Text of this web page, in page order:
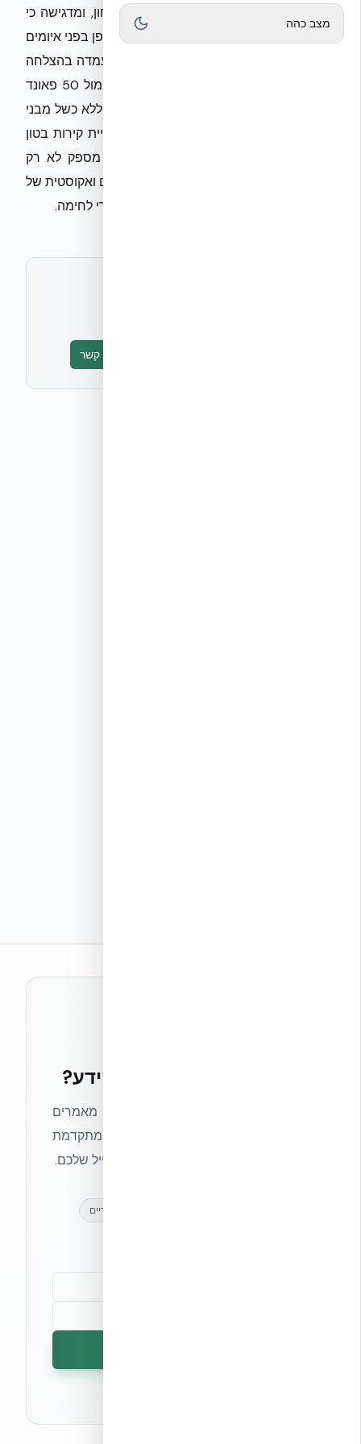
תושבי קריית שמונה לחיזוק תשתיות הביטחון, ומדגישה כי
בבנייה מודרנית ניתן להשיג עמידות יוצאת דופן בפני איומים
בליסטיים וסייסמיים. מערכת NUDURA ICF עמדה בהצלחה
במבחני הדף מחמירים (FPED Quantico) מול 50 פאונד
של TNT צבאי ממרחק של 1.83 מטר בלבד, ללא כשל מבני
ועם סדקים קטנים מ-2 מ״מ. יישום טכנולוגיית קירות בטון
מזוין מונוליטיים בשילוב בידוד תרמי רציף מספק לא רק
מעטפת ביטחונית עדיפה, אלא גם איכות חיים ואקוסטית של
טופס יצירת קשר
רוצים להישאר בחזית הידע?
הצטרפו לניוזלטר של אקובילד וקבלו מאמרים
מקצועיים, חדשות מעולם הבנייה המתקדמת
ועדכונים בלעדיים — ישירות לתיבת המייל שלכם.
עדכונים בלעדיים
מצב כהה